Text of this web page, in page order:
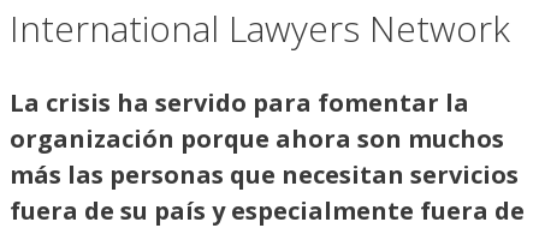
International Lawyers Network
La crisis ha servido para fomentar la
organización porque ahora son muchos
más las personas que necesitan servicios
fuera de su país y especialmente fuera de